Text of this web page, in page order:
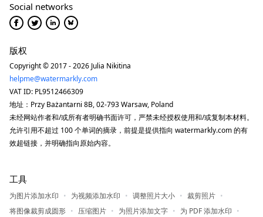
Social networks
版权
Copyright © 2017 - 2026 Julia Nikitina
helpme@watermarkly.com
VAT ID: PL9512466309
地址：Przy Bażantarni 8B, 02-793 Warsaw, Poland
未经网站作者和/或所有者明确书面许可，严禁未经授权使用和/或复制本材料。
允许引用不超过 100 个单词的摘录，前提是提供指向 watermarkly.com 的有
效超链接，并明确指向原始内容。
工具
为图片添加水印 为视频添加水印 调整照片大小
裁剪照片
将图像裁剪成圆形
压缩图片 为照片添加文字
为 PDF 添加水印